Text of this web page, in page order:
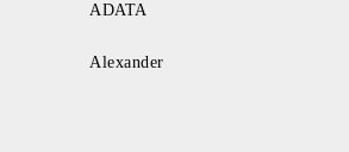
ADATA
Alexander